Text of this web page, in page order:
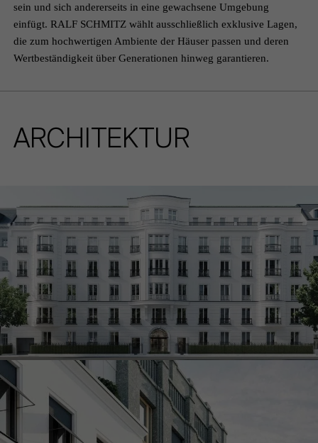
sein und sich andererseits in eine gewachsene Umgebung
einfügt. RALF SCHMITZ wählt ausschließlich exklusive Lagen,
die zum hochwertigen Ambiente der Häuser passen und deren
Wertbeständigkeit über Generationen hinweg garantieren.
ARCHITEKTUR